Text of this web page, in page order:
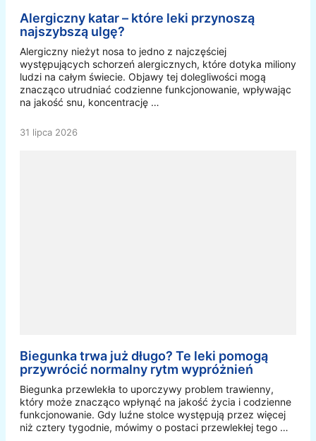
Alergiczny katar – które leki przynoszą
najszybszą ulgę?
Alergiczny nieżyt nosa to jedno z najczęściej
występujących schorzeń alergicznych, które dotyka miliony
ludzi na całym świecie. Objawy tej dolegliwości mogą
znacząco utrudniać codzienne funkcjonowanie, wpływając
na jakość snu, koncentrację …
31 lipca 2026
Biegunka trwa już długo? Te leki pomogą
przywrócić normalny rytm wypróżnień
Biegunka przewlekła to uporczywy problem trawienny,
który może znacząco wpłynąć na jakość życia i codzienne
funkcjonowanie. Gdy luźne stolce występują przez więcej
niż cztery tygodnie, mówimy o postaci przewlekłej tego …